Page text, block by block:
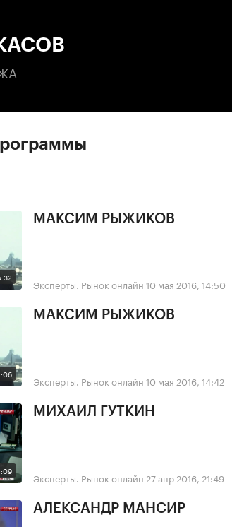
МАКСИМ РЫЖИКОВ
Эксперты. Рынок онлайн 10 мая 2016, 14:50
МАКСИМ РЫЖИКОВ
Эксперты. Рынок онлайн 10 мая 2016, 14:42
МИХАИЛ ГУТКИН
Эксперты. Рынок онлайн 27 апр 2016, 21:49
АЛЕКСАНДР МАНСИР